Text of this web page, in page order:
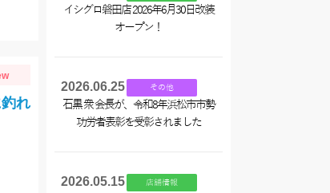
れ
イシグロ磐田店 2026年6月30日改装
オープン！
2026.06.25 その他
石黒 衆 会長が、令和8年浜松市市勢
功労者表彰を受彰されました
2026.05.15 店舗情報